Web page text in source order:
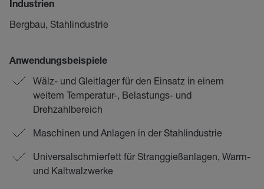
Industrien
Bergbau, Stahlindustrie
Anwendungsbeispiele
Wälz- und Gleitlager für den Einsatz in einem
weitem Temperatur-, Belastungs- und
Drehzahlbereich
Maschinen und Anlagen in der Stahlindustrie
Universalschmierfett für Stranggießanlagen, Warm-
und Kaltwalzwerke